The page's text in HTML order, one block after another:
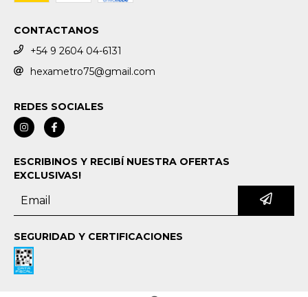
CONTACTANOS
+54 9 2604 04-6131
hexametro75@gmail.com
REDES SOCIALES
ESCRIBINOS Y RECIBÍ NUESTRA OFERTAS
EXCLUSIVAS!
SEGURIDAD Y CERTIFICACIONES